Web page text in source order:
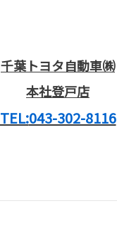
千葉トヨタ自動車㈱
本社登戸店
TEL:043-302-8116